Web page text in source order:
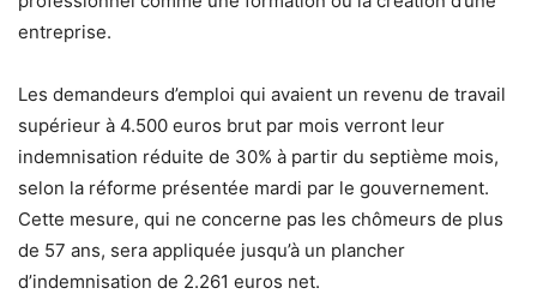
entreprise.
Les demandeurs d’emploi qui avaient un revenu de travail
supérieur à 4.500 euros brut par mois verront leur
indemnisation réduite de 30% à partir du septième mois,
selon la réforme présentée mardi par le gouvernement.
Cette mesure, qui ne concerne pas les chômeurs de plus
de 57 ans, sera appliquée jusqu’à un plancher
d’indemnisation de 2.261 euros net.